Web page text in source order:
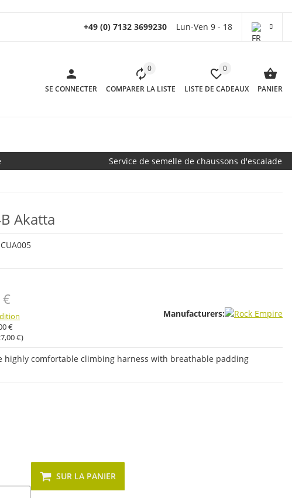
+49 (0) 7132 3699230 Lun-Ven 9 - 18
SE CONNECTER
0
COMPARER LA LISTE
0
LISTE DE CADEAUX PANIER
Service de semelle de chaussons d'escalade
Akatta
€
€
€)
Manufacturers:
highly comfortable climbing harness with breathable padding
SUR LA PANIER